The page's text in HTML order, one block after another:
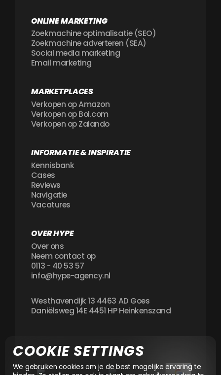
ONLINE MARKETING
Zoekmachine optimalisatie (SEO)
Zoekmachine adverteren (SEA)
Social media marketing
Email marketing
MARKETPLACES
Verkopen op Amazon
Verkopen op Bol.com
Verkopen op Zalando
INFORMATIE & INSPIRATIE
Kennisbank
Cases
Reviews
Navigatie
Vacatures
OVER HYPE
Over ons
Neem contact op
0113 - 40 53 57
info@hype-agency.nl
Westhavendijk 13 4463 AD Goes
Daniëlsweg 14E 4451 HP Heinkenszand
COOKIE SETTINGS
We gebruiken cookies om je de best mogelijke ervaring te